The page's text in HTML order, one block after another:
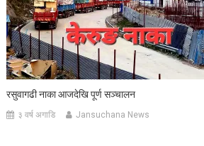
रसुवागढी नाका आजदेखि पूर्ण सञ्चालन
३ वर्ष अगाडि Jansuchana News